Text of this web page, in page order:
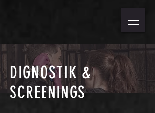
DIGNOSTIK &
SCREENINGS